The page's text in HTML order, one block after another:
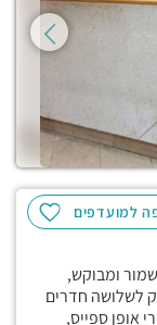
למועדפים
שמור ומבוקש,
לשלושה חדרים
אופן ספייס,